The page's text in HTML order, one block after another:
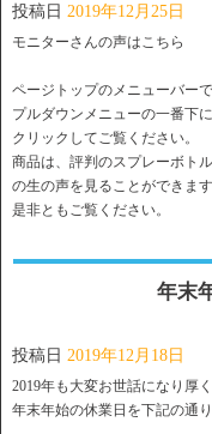
投稿日 2019年12月25日
モニターさんの声はこちら
ページトップのメニューバー
プルダウンメニューの一番下
クリックしてご覧ください。
商品は、評判のスプレーボト
の生の声を見ることができます
是非ともご覧ください。
年末
投稿日 2019年12月18日
2019年も大変お世話になり厚
年末年始の休業日を下記の通